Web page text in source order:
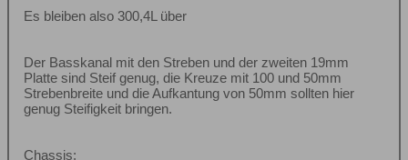
Es bleiben also 300,4L über
Der Basskanal mit den Streben und der zweiten 19mm
Platte sind Steif genug, die Kreuze mit 100 und 50mm
Strebenbreite und die Aufkantung von 50mm sollten hier
genug Steifigkeit bringen.
Chassis: